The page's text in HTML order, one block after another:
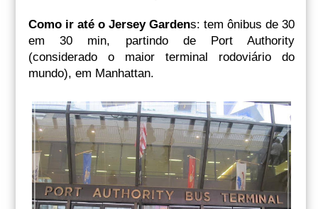
Como ir até o Jersey Gardens: tem ônibus de 30
em 30 min, partindo de Port Authority
(considerado o maior terminal rodoviário do
mundo), em Manhattan.